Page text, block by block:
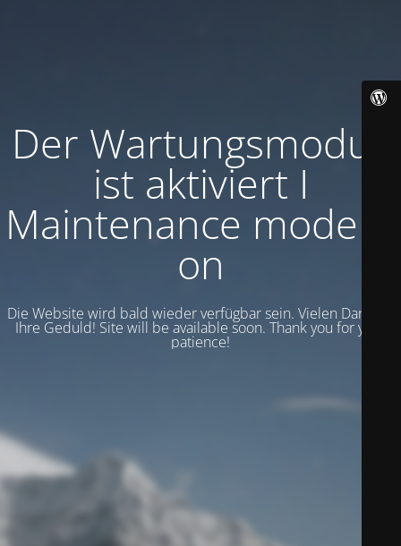
Der Wartungsmodus
ist aktiviert I
Maintenance mode is
on
Die Website wird bald wieder verfügbar sein. Vielen Dank für
Ihre Geduld! Site will be available soon. Thank you for your
patience!